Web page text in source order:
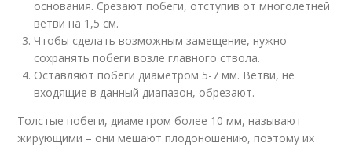
основания. Срезают побеги, отступив от многолетней
ветви на 1,5 см.
Чтобы сделать возможным замещение, нужно
сохранять побеги возле главного ствола.
Оставляют побеги диаметром 5-7 мм. Ветви, не
входящие в данный диапазон, обрезают.
Толстые побеги, диаметром более 10 мм, называют
жирующими – они мешают плодоношению, поэтому их